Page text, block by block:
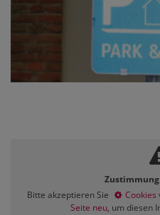
Bitte akzeptieren Sie
Cookies
Seite neu, um diesen